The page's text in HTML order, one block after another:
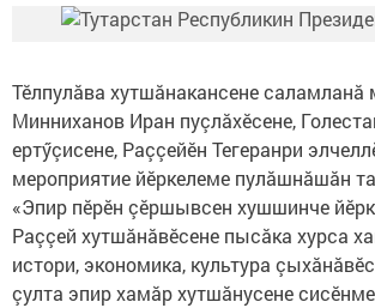
Тӗлпулăва хутшăнакансене саламланă
Минниханов Иран пуçлăхӗсене,
ертӳçисене, Раççейӗн Тегеранри
мероприятие йӗркелеме пулăшнăшăн
«Эпир пӗрӗн çӗршывсен хушшинче
Раççей хутшăнăвӗсене пысăка хурса
истори, экономика, культура
çулта эпир хамăр хутшăнусене